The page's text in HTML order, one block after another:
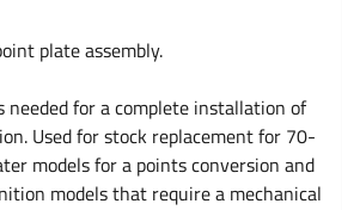
plate assembly.
needed for a complete installation of
Used for stock replacement for 70-
models for a points conversion and
models that require a mechanical